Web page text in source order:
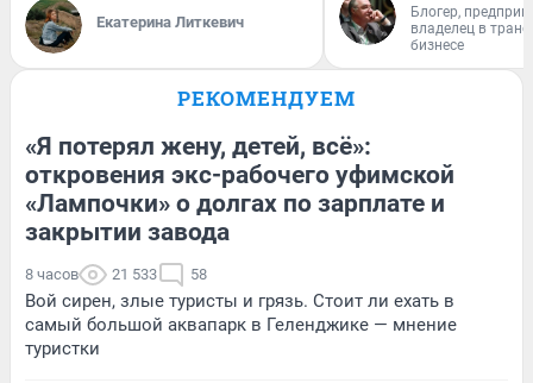
Екатерина Литкевич
Блогер,
владелец в
бизнесе
РЕКОМЕНДУЕМ
«Я потерял жену, детей, всё»:
откровения экс-рабочего уфимской
«Лампочки» о долгах по зарплате и
закрытии завода
8 часов 21 533 58
Вой сирен, злые туристы и грязь. Стоит ли ехать в
самый большой аквапарк в Геленджике — мнение
туристки